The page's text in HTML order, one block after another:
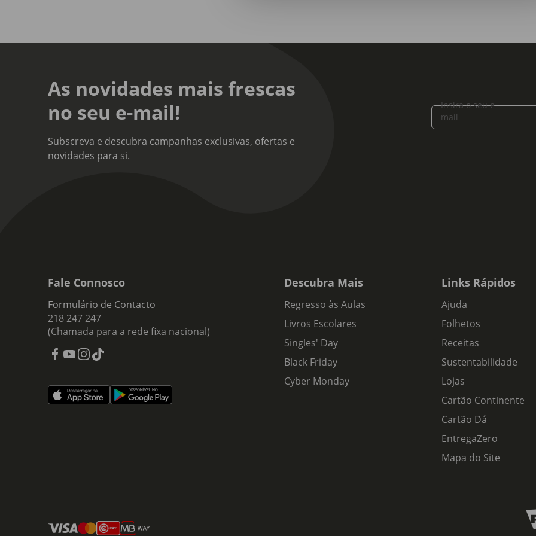
As novidades mais frescas
no seu e-mail!
Subscreva e descubra campanhas exclusivas, ofertas e
novidades para si.
Insira o seu e-
mail
Fale Connosco
Formulário de Contacto
218 247 247
(Chamada para a rede fixa nacional)
Descubra Mais
Regresso às Aulas
Livros Escolares
Singles' Day
Black Friday
Cyber Monday
Links Rápidos
Ajuda
Folhetos
Receitas
Sustentabilidade
Lojas
Cartão Continente
Cartão Dá
EntregaZero
Mapa do Site